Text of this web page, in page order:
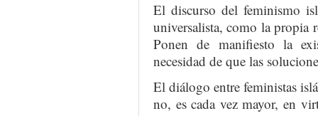
El discurso del feminismo
universalista, como la propia
Ponen de manifiesto la
necesidad de que las
El diálogo entre feministas
no, es cada vez mayor, en